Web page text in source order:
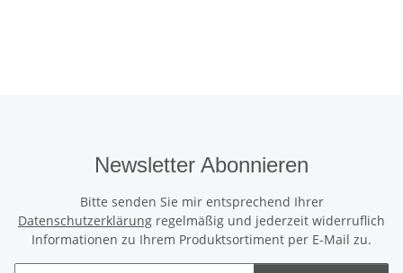
Newsletter Abonnieren
Bitte senden Sie mir entsprechend Ihrer
Datenschutzerklärung regelmäßig und jederzeit widerruflich
Informationen zu Ihrem Produktsortiment per E-Mail zu.